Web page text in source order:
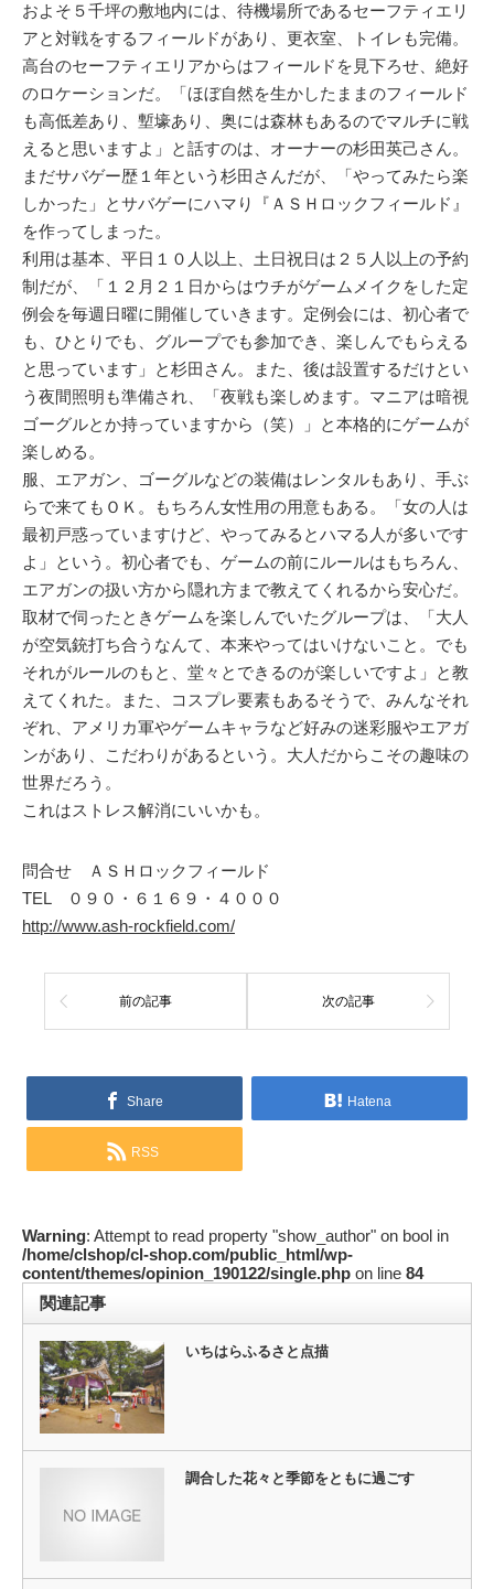
およそ５千坪の敷地内には、待機場所であるセーフティエリ
アと対戦をするフィールドがあり、更衣室、トイレも完備。
高台のセーフティエリアからはフィールドを見下ろせ、絶好
のロケーションだ。「ほぼ自然を生かしたままのフィールド
も高低差あり、塹壕あり、奥には森林もあるのでマルチに戦
えると思いますよ」と話すのは、オーナーの杉田英己さん。
まだサバゲー歴１年という杉田さんだが、「やってみたら楽
しかった」とサバゲーにハマり『ＡＳＨロックフィールド』
を作ってしまった。
利用は基本、平日１０人以上、土日祝日は２５人以上の予約
制だが、「１２月２１日からはウチがゲームメイクをした定
例会を毎週日曜に開催していきます。定例会には、初心者で
も、ひとりでも、グループでも参加でき、楽しんでもらえる
と思っています」と杉田さん。また、後は設置するだけとい
う夜間照明も準備され、「夜戦も楽しめます。マニアは暗視
ゴーグルとか持っていますから（笑）」と本格的にゲームが
楽しめる。
服、エアガン、ゴーグルなどの装備はレンタルもあり、手ぶ
らで来てもＯＫ。もちろん女性用の用意もある。「女の人は
最初戸惑っていますけど、やってみるとハマる人が多いです
よ」という。初心者でも、ゲームの前にルールはもちろん、
エアガンの扱い方から隠れ方まで教えてくれるから安心だ。
取材で伺ったときゲームを楽しんでいたグループは、「大人
が空気銃打ち合うなんて、本来やってはいけないこと。でも
それがルールのもと、堂々とできるのが楽しいですよ」と教
えてくれた。また、コスプレ要素もあるそうで、みんなそれ
ぞれ、アメリカ軍やゲームキャラなど好みの迷彩服やエアガ
ンがあり、こだわりがあるという。大人だからこその趣味の
世界だろう。
これはストレス解消にいいかも。
問合せ ＡＳＨロックフィールド
TEL ０９０・６１６９・４０００
http://www.ash-rockfield.com/
前の記事 次の記事
Share Hatena
RSS
Warning: Attempt to read property "show_author" on bool in
/home/clshop/cl-shop.com/public_html/wp-
content/themes/opinion_190122/single.php on line 84
関連記事
いちはらふるさと点描
調合した花々と季節をともに過ごす